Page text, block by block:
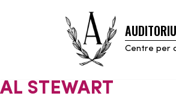
Centre per
AL STEWART